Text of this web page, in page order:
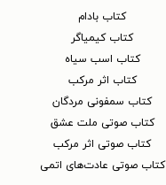
کتاب بادام
کتاب کیمیاگر
کتاب اسب سیاه
کتاب اثر مرکب
کتاب سمفونی مردگان
کتاب صوتی ملت عشق
کتاب صوتی اثر مرکب
کتاب صوتی عادت‌های اتمی